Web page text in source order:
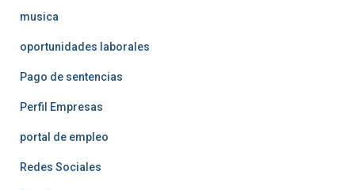
musica
oportunidades laborales
Pago de sentencias
Perfil Empresas
portal de empleo
Redes Sociales